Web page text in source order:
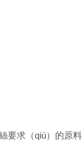
求（qiú）的原